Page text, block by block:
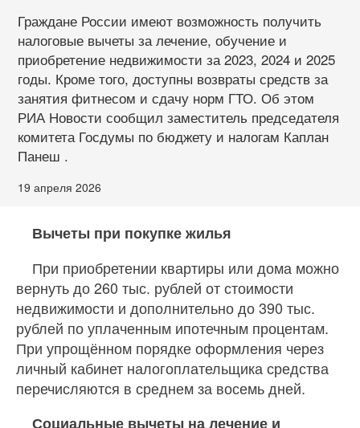
Граждане России имеют возможность получить
налоговые вычеты за лечение, обучение и
приобретение недвижимости за 2023, 2024 и 2025
годы. Кроме того, доступны возвраты средств за
занятия фитнесом и сдачу норм ГТО. Об этом
РИА Новости сообщил заместитель председателя
комитета Госдумы по бюджету и налогам Каплан
Панеш .
19 апреля 2026
Вычеты при покупке жилья
При приобретении квартиры или дома можно
вернуть до 260 тыс. рублей от стоимости
недвижимости и дополнительно до 390 тыс.
рублей по уплаченным ипотечным процентам.
При упрощённом порядке оформления через
личный кабинет налогоплательщика средства
перечисляются в среднем за восемь дней.
Социальные вычеты на лечение и